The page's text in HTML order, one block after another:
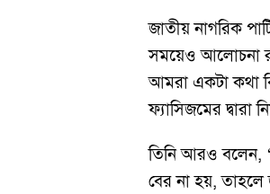
জাতীয় নাগরিক
সময়েও আলোচনা
আমরা একটা কথা
ফ্যাসিজমের দ্বারা
তিনি আরও বলেন,
বের না হয়, তাহলে